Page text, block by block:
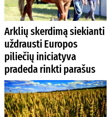
Arklių skerdimą siekianti
uždrausti Europos
piliečių iniciatyva
pradeda rinkti parašus